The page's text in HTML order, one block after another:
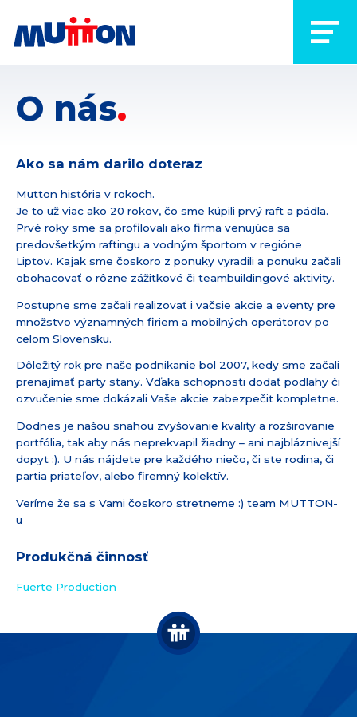
O nás
Ako sa nám darilo doteraz
Mutton história v rokoch.
Je to už viac ako 20 rokov, čo sme kúpili prvý raft a pádla.
Prvé roky sme sa profilovali ako firma venujúca sa
predovšetkým raftingu a vodným športom v regióne
Liptov. Kajak sme čoskoro z ponuky vyradili a ponuku začali
obohacovať o rôzne zážitkové či teambuildingové aktivity.
Postupne sme začali realizovať i vačsie akcie a eventy pre
množstvo významných firiem a mobilných operátorov po
celom Slovensku.
Dôležitý rok pre naše podnikanie bol 2007, kedy sme začali
prenajímať party stany. Vďaka schopnosti dodať podlahy či
ozvučenie sme dokázali Vaše akcie zabezpečit kompletne.
Dodnes je našou snahou zvyšovanie kvality a rozširovanie
portfólia, tak aby nás neprekvapil žiadny – ani najbláznivejší
dopyt :). U nás nájdete pre každého niečo, či ste rodina, či
partia priateľov, alebo firemný kolektív.
Veríme že sa s Vami čoskoro stretneme :) team MUTTON-
u
Produkčná činnosť
Fuerte Production